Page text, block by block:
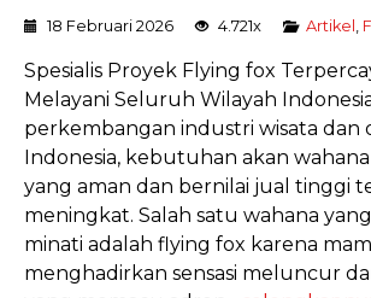
18 Februari 2026 4.721x Artikel
Spesialis Proyek Flying fox
Melayani Seluruh Wilayah
perkembangan industri wisata dan
Indonesia, kebutuhan akan
yang aman dan bernilai jual tinggi
meningkat. Salah satu wahana
minati adalah flying fox karena
menghadirkan sensasi meluncur